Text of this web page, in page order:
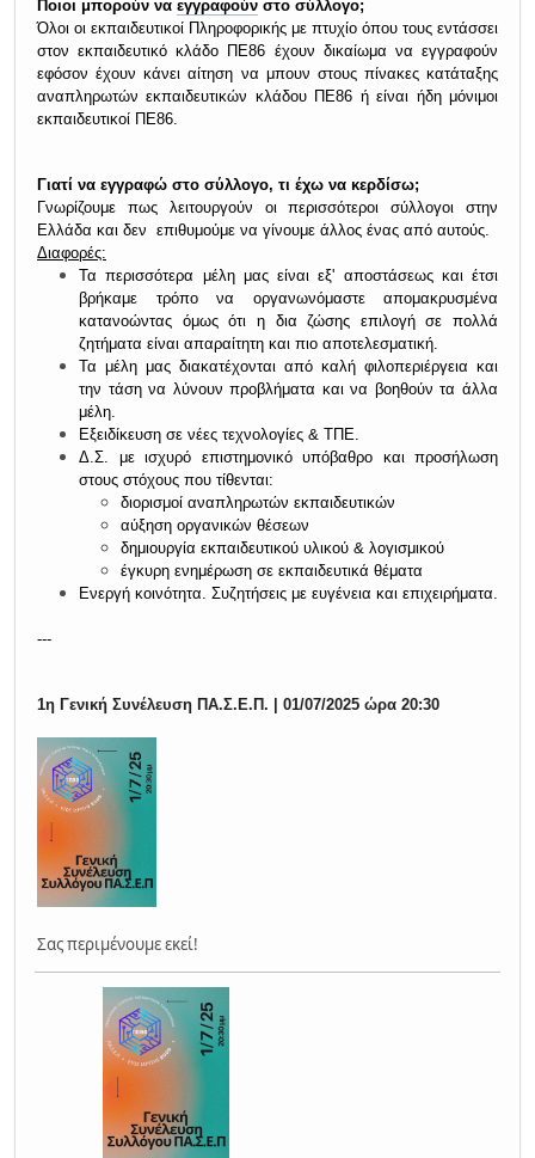
Ποιοι μπορούν να εγγραφούν στο σύλλογο;
Όλοι οι εκπαιδευτικοί Πληροφορικής με πτυχίο όπου τους εντάσσει
στον εκπαιδευτικό κλάδο ΠΕ86 έχουν δικαίωμα να εγγραφούν
εφόσον έχουν κάνει αίτηση να μπουν στους πίνακες κατάταξης
αναπληρωτών εκπαιδευτικών κλάδου ΠΕ86 ή είναι ήδη μόνιμοι
εκπαιδευτικοί ΠΕ86.
Γιατί να εγγραφώ στο σύλλογο, τι έχω να κερδίσω;
Γνωρίζουμε πως λειτουργούν οι περισσότεροι σύλλογοι στην
Ελλάδα και δεν επιθυμούμε να γίνουμε άλλος ένας από αυτούς.
Διαφορές:
Τα περισσότερα μέλη μας είναι εξ' αποστάσεως και έτσι
βρήκαμε τρόπο να οργανωνόμαστε απομακρυσμένα
κατανοώντας όμως ότι η δια ζώσης επιλογή σε πολλά
ζητήματα είναι απαραίτητη και πιο αποτελεσματική.
Τα μέλη μας διακατέχονται από καλή φιλοπεριέργεια και
την τάση να λύνουν προβλήματα και να βοηθούν τα άλλα
μέλη.
Εξειδίκευση σε νέες τεχνολογίες & ΤΠΕ.
Δ.Σ. με ισχυρό επιστημονικό υπόβαθρο και προσήλωση
στους στόχους που τίθενται:
διορισμοί αναπληρωτών εκπαιδευτικών
αύξηση οργανικών θέσεων
δημιουργία εκπαιδευτικού υλικού & λογισμικού
έγκυρη ενημέρωση σε εκπαιδευτικά θέματα
Ενεργή κοινότητα. Συζητήσεις με ευγένεια και επιχειρήματα.
---
1η Γενική Συνέλευση ΠΑ.Σ.Ε.Π. | 01/07/2025 ώρα 20:30
Σας περιμένουμε εκεί!